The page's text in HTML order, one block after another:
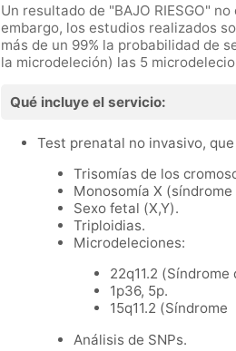
Un resultado de "BAJO RIESGO"
embargo, los estudios realizados
más de un 99% la probabilidad de
la microdeleción) las 5
Qué incluye el servicio:
Test prenatal no invasivo,
Trisomías de los
Monosomía X
Sexo fetal (X,Y).
Triploidias.
Microdeleciones:
22q11.2 (Síndrome
1p36, 5p.
15q11.2
Análisis de SNPs.